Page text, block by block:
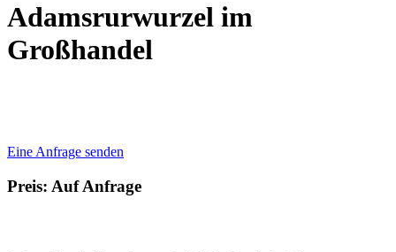
Adamsrurwurzel im
Großhandel
Eine Anfrage senden
Preis: Auf Anfrage